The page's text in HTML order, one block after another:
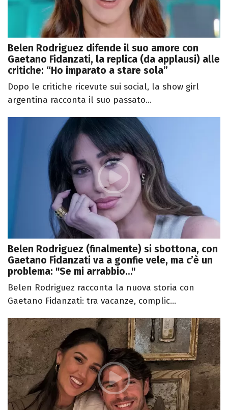
Belen Rodriguez difende il suo amore con
Gaetano Fidanzati, la replica (da applausi) alle
critiche: “Ho imparato a stare sola”
Dopo le critiche ricevute sui social, la show girl
argentina racconta il suo passato...
Belen Rodriguez (finalmente) si sbottona, con
Gaetano Fidanzati va a gonfie vele, ma c’è un
problema: "Se mi arrabbio…"
Belen Rodriguez racconta la nuova storia con
Gaetano Fidanzati: tra vacanze, complic...